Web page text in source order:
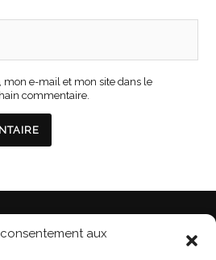
aux
mon e-mail et mon site dans le
commentaire.